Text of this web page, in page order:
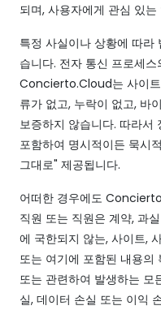
되며, 사용자에게 관심 있
특정 사실이나 상황에 따라
습니다. 전자 통신 프로세
Concierto.Cloud는 사이트
류가 없고, 누락이 없고, 바
보증하지 않습니다. 따라서
포함하여 명시적이든 묵시
그대로" 제공됩니다.
어떠한 경우에도
직원 또는 직원은 계약, 과
에 국한되지 않는, 사이트,
또는 여기에 포함된 내용의
또는 관련하여 발생하는 모
실, 데이터 손실 또는 이익